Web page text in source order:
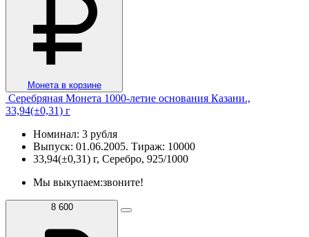
Монета в корзине
Серебряная Монета 1000-летие основания Казани.,
33,94(±0,31) г
Номинал: 3 рубля
Выпуск: 01.06.2005. Тираж: 10000
33,94(±0,31) г, Серебро, 925/1000
Мы выкупаем:звоните!
8 600